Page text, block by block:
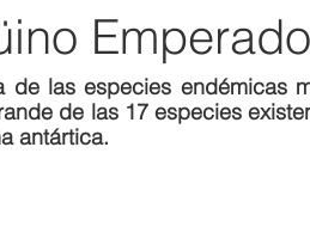
de las especies endémicas
de las 17 especies
antártica.